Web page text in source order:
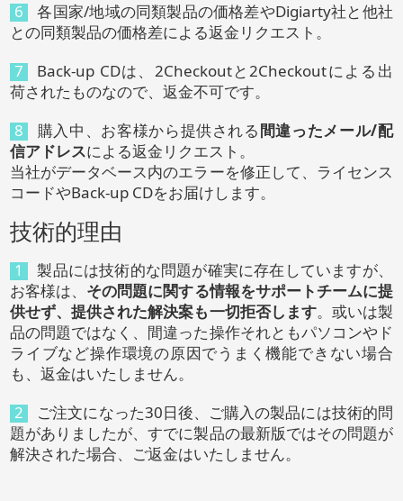
6
各国家/地域の同類製品の価格差やDigiarty社と他社
との同類製品の価格差による返金リクエスト。
7
Back-up CDは、2Checkoutと2Checkoutによる出
荷されたものなので、返金不可です。
8
購入中、お客様から提供される間違ったメール/配
信アドレスによる返金リクエスト。
当社がデータベース内のエラーを修正して、ライセンス
コードやBack-up CDをお届けします。
技術的理由
1
製品には技術的な問題が確実に存在していますが、
お客様は、 その問題に関する情報をサポートチームに提
供せず、提供された解決案も一切拒否します。或いは製
品の問題ではなく、間違った操作それともパソコンやド
ライブなど操作環境の原因でうまく機能できない場合
も、返金はいたしません。
2
ご注文になった30日後、ご購入の製品には技術的問
題がありましたが、すでに製品の最新版ではその問題が
解決された場合、ご返金はいたしません。